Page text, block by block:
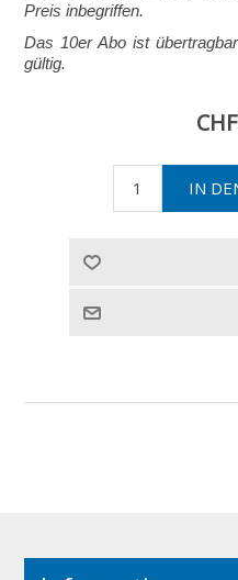
Preis inbegriffen.
Das 10er Abo ist
gültig.